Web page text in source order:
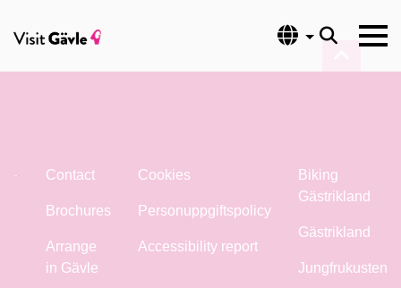
Language
Contact
Brochures
Arrange
in Gävle
Cookies
Personuppgiftspolicy
Accessibility report
Biking
Gästrikland
Gästrikland
Jungfrukusten